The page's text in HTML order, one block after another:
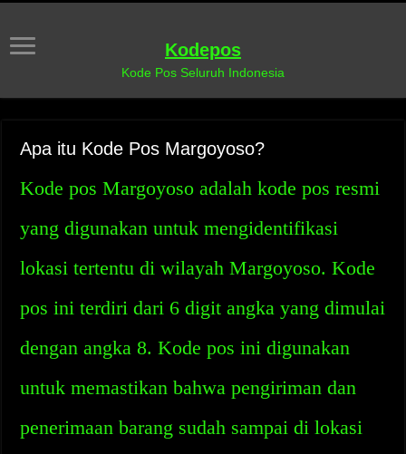
Kodepos
Kode Pos Seluruh Indonesia
Apa itu Kode Pos Margoyoso?
Kode pos Margoyoso adalah kode pos resmi
yang digunakan untuk mengidentifikasi
lokasi tertentu di wilayah Margoyoso. Kode
pos ini terdiri dari 6 digit angka yang dimulai
dengan angka 8. Kode pos ini digunakan
untuk memastikan bahwa pengiriman dan
penerimaan barang sudah sampai di lokasi